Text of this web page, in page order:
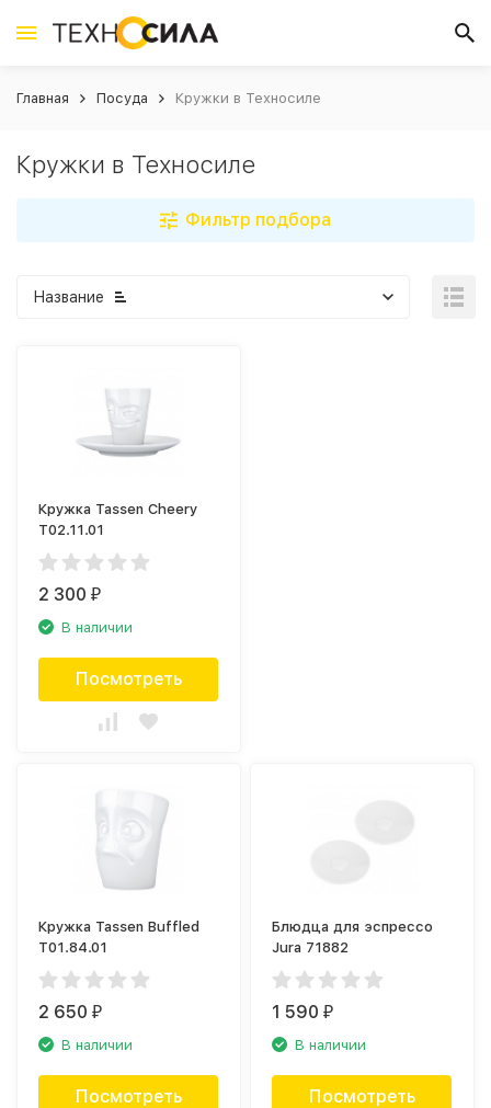
Главная Посуда Кружки в Техносиле
Кружки в Техносиле
Фильтр подбора
Название
Кружка Tassen Cheery
T02.11.01
2 300₽
В наличии
Посмотреть
Кружка Tassen Buffled
T01.84.01
2 650₽
В наличии
Посмотреть
Блюдца для эспрессо
Jura 71882
1 590₽
В наличии
Посмотреть